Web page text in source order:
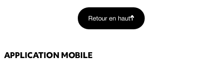
Retour en haut
APPLICATION MOBILE